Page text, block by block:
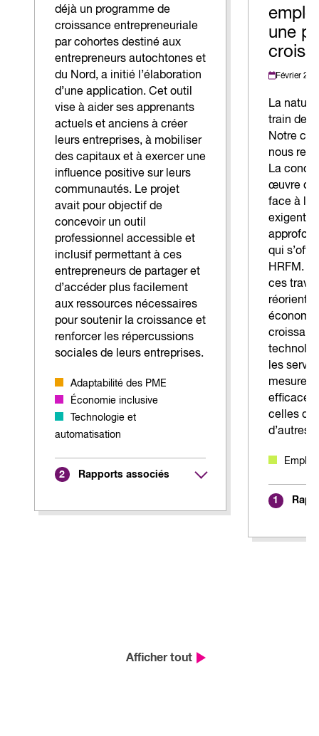
déjà un programme de
croissance entrepreneuriale
par cohortes destiné aux
entrepreneurs autochtones et
du Nord, a initié l’élaboration
d’une application. Cet outil
vise à aider ses apprenants
actuels et anciens à créer
leurs entreprises, à mobiliser
des capitaux et à exercer une
influence positive sur leurs
communautés. Le projet
avait pour objectif de
concevoir un outil
professionnel accessible et
inclusif permettant à ces
entrepreneurs de partager et
d’accéder plus facilement
aux ressources nécessaires
pour soutenir la croissance et
renforcer les répercussions
sociales de leurs entreprises.
Adaptabilité des PME
Économie inclusive
Technologie et
automatisation
2 Rapports associés
une
Février
La
train de
Notre
nous
La
œuvre
face à
exigent
qui
HRFM.
ces
les
mesures
efficaces
celles
d’autres
1
Afficher tout